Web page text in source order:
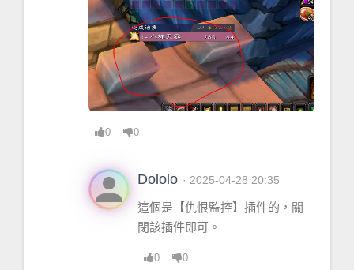
0 0
person Dololo · 2025-04-28 20:35
這個是【仇恨監控】插件的，關
閉該插件即可。
0 0